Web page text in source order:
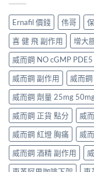
Ernafil 價錢 伟哥
喜 健 飛 副作用
增大
威而鋼 NO cGMP PDE5
威而鋼 副作用
威而
威而鋼 劑量 25mg
威而鋼 正貨 點分
威
威而鋼 紅燈 胸痛
威
威而鋼 酒精 副作用